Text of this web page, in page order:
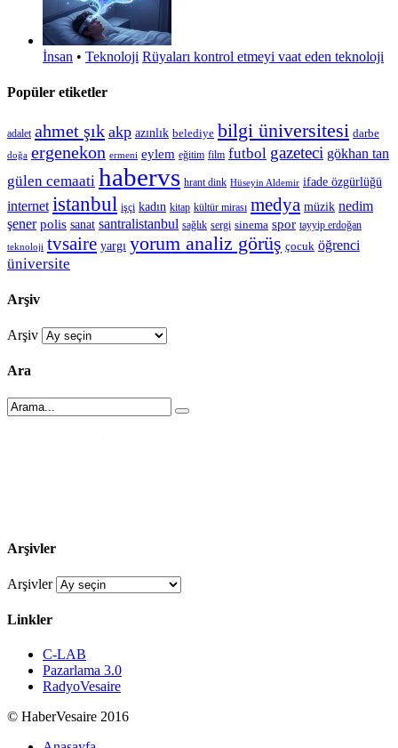
İnsan • Teknoloji Rüyaları kontrol etmeyi vaat eden teknoloji
Popüler etiketler
adalet ahmet şık akp azınlık belediye bilgi üniversitesi darbe
doğa ergenekon ermeni eylem eğitim film futbol gazeteci gökhan tan
gülen cemaati habervs hrant dink Hüseyin Aldemir ifade özgürlüğü
internet istanbul işçi kadın kitap kültür mirası medya müzik nedim
şener polis sanat santralistanbul sağlık sergi sinema spor tayyip erdoğan
teknoloji tvsaire yargı yorum analiz görüş çocuk öğrenci
üniversite
Arşiv
Arşiv
Ara
Arşivler
Arşivler
Linkler
C-LAB
Pazarlama 3.0
RadyoVesaire
© HaberVesaire 2016